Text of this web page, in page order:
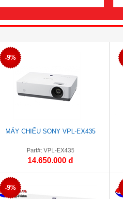
-9%
MÁY CHIẾU SONY VPL-EX435
Part#: VPL-EX435
14.650.000 đ
-9%